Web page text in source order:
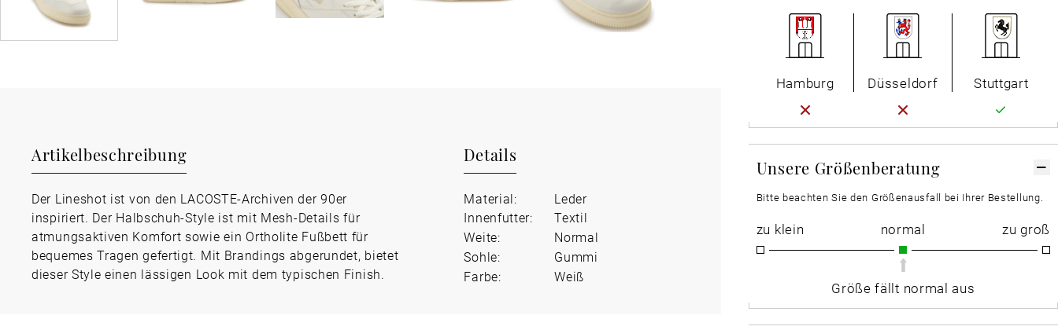
Artikelbeschreibung
Der Lineshot ist von den LACOSTE-Archiven der 90er
inspiriert. Der Halbschuh-Style ist mit Mesh-Details für
atmungsaktiven Komfort sowie ein Ortholite Fußbett für
bequemes Tragen gefertigt. Mit Brandings abgerundet, bietet
dieser Style einen lässigen Look mit dem typischen Finish.
Details
Material:
Leder
Innenfutter:
Textil
Weite:
Normal
Sohle:
Gummi
Farbe:
Weiß
Hamburg Düsseldorf Stuttgart
Unsere Größenberatung
Bitte beachten Sie den Größenausfall bei Ihrer Bestellung.
zu klein normal zu groß
Größe fällt normal aus